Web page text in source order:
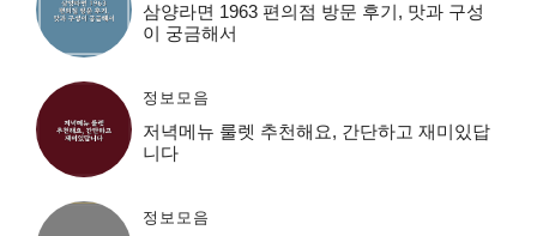
삼양라면 1963 편의점 방문 후기, 맛과 구성
이 궁금해서
정보모음
저녁메뉴 룰렛 추천해요, 간단하고 재미있답
니다
정보모음